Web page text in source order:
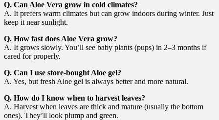
Q. Can Aloe Vera grow in cold climates?
A. It prefers warm climates but can grow indoors during winter. Just
keep it near sunlight.
Q. How fast does Aloe Vera grow?
A. It grows slowly. You’ll see baby plants (pups) in 2–3 months if
cared for properly.
Q. Can I use store-bought Aloe gel?
A. Yes, but fresh Aloe gel is always better and more natural.
Q. How do I know when to harvest leaves?
A. Harvest when leaves are thick and mature (usually the bottom
ones). They’ll look plump and green.